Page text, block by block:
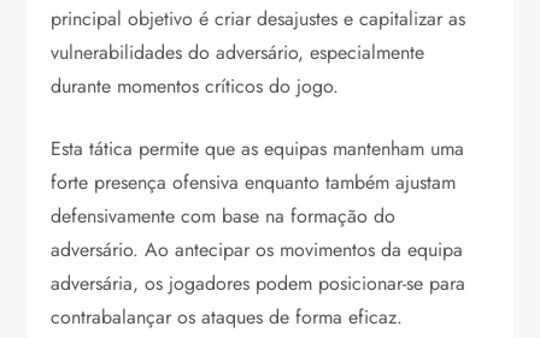
principal objetivo é criar desajustes e capitalizar as
vulnerabilidades do adversário, especialmente
durante momentos críticos do jogo.
Esta tática permite que as equipas mantenham uma
forte presença ofensiva enquanto também ajustam
defensivamente com base na formação do
adversário. Ao antecipar os movimentos da equipa
adversária, os jogadores podem posicionar-se para
contrabalançar os ataques de forma eficaz.